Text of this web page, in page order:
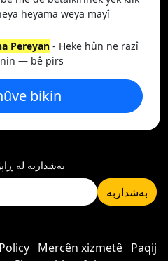
heyama weya mayî
Pereyan - Heke hûn ne razî
— bê pirs
bikin
بەشداربە لە
بەشداربە
Mercên xizmetê Paqij